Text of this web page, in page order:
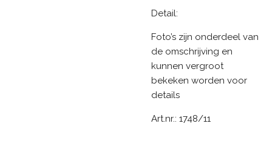
Detail:
Foto’s zijn onderdeel van
de omschrijving en
kunnen vergroot
bekeken worden voor
details
Art.nr.: 1748/11